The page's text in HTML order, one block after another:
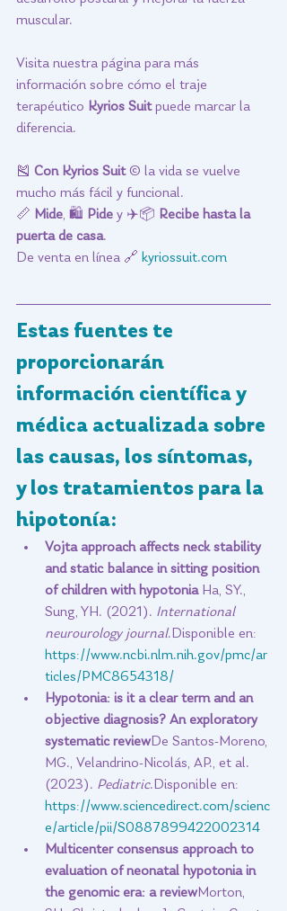
muscular.
Visita nuestra página para más
información sobre cómo el traje
terapéutico Kyrios Suit puede marcar la
diferencia.
🎽 Con Kyrios Suit © la vida se vuelve
mucho más fácil y funcional.
📏 Mide, 🛍 Pide y ✈️📦 Recibe hasta la
puerta de casa.
De venta en línea 🔗 kyriossuit.com
Estas fuentes te
proporcionarán
información científica y
médica actualizada sobre
las causas, los síntomas,
y los tratamientos para la
hipotonía:
Vojta approach affects neck stability
and static balance in sitting position
of children with hypotonia Ha, SY.,
Sung, YH. (2021). International
neurourology journal.Disponible en:
https://www.ncbi.nlm.nih.gov/pmc/ar
ticles/PMC8654318/
Hypotonia: is it a clear term and an
objective diagnosis? An exploratory
systematic reviewDe Santos-Moreno,
MG., Velandrino-Nicolás, AP., et al.
(2023). Pediatric.Disponible en:
https://www.sciencedirect.com/scienc
e/article/pii/S0887899422002314
Multicenter consensus approach to
evaluation of neonatal hypotonia in
the genomic era: a reviewMorton,